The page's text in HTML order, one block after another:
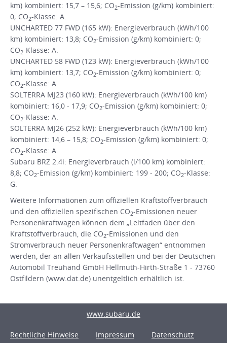
km) kombiniert: 15,7 – 15,6; CO2-Emission (g/km) kombiniert:
0; CO2-Klasse: A.
UNCHARTED 77 FWD (165 kW): Energieverbrauch (kWh/100
km) kombiniert: 13,8; CO2-Emission (g/km) kombiniert: 0;
CO2-Klasse: A.
UNCHARTED 58 FWD (123 kW): Energieverbrauch (kWh/100
km) kombiniert: 13,7; CO2-Emission (g/km) kombiniert: 0;
CO2-Klasse: A.
SOLTERRA MJ23 (160 kW): Energieverbrauch (kWh/100 km)
kombiniert: 16,0 - 17,9; CO2-Emission (g/km) kombiniert: 0;
CO2-Klasse: A.
SOLTERRA MJ26 (252 kW): Energieverbrauch (kWh/100 km)
kombiniert: 14,6 – 15,8; CO2-Emission (g/km) kombiniert: 0;
CO2-Klasse: A.
Subaru BRZ 2.4i: Energieverbrauch (l/100 km) kombiniert:
8,8; CO2-Emission (g/km) kombiniert: 199 - 200; CO2-Klasse:
G.
Weitere Informationen zum offiziellen Kraftstoffverbrauch
und den offiziellen spezifischen CO2-Emissionen neuer
Personenkraftwagen können dem „Leitfaden über den
Kraftstoffverbrauch, die CO2-Emissionen und den
Stromverbrauch neuer Personenkraftwagen“ entnommen
werden, der an allen Verkaufsstellen und bei der Deutschen
Automobil Treuhand GmbH Hellmuth-Hirth-Straße 1 - 73760
Ostfildern (www.dat.de) unentgeltlich erhältlich ist.
www.subaru.de
Rechtliche Hinweise Impressum Datenschutz